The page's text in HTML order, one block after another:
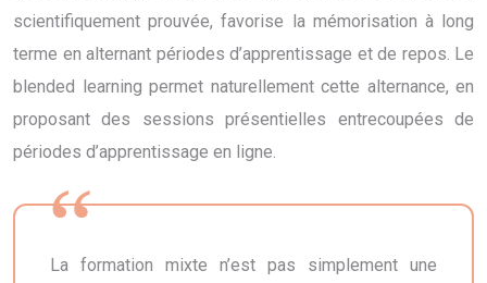
scientifiquement prouvée, favorise la mémorisation à long
terme en alternant périodes d’apprentissage et de repos. Le
blended learning permet naturellement cette alternance, en
proposant des sessions présentielles entrecoupées de
périodes d’apprentissage en ligne.
La formation mixte n’est pas simplement une